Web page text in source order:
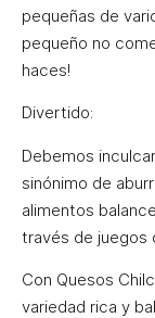
pequeñas de
pequeño no
haces!
Divertido:
Debemos
sinónimo de
alimentos
través de juegos
Con Quesos
variedad rica y